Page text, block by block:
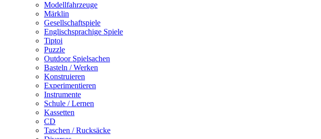
Modellfahrzeuge
Märklin
Gesellschaftspiele
Englischsprachige Spiele
Tiptoi
Puzzle
Outdoor Spielsachen
Basteln / Werken
Konstruieren
Experimentieren
Instrumente
Schule / Lernen
Kassetten
CD
Taschen / Rucksäcke